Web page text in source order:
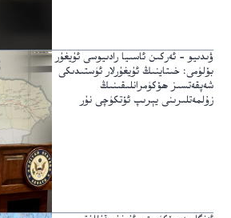
ۋىدىيو – ئەركىن ئاسىيا رادىيوسى ئۇيغۇر
بۆلۈمى: خىتاينىڭ ئۇيغۇرلار ئۈستىدىكى
شەپقەتسىز ھۆكۈمرانلىقىنىڭ
زۇلمەتلىرىنى يېرىپ ئۆتكۈچى نۇر